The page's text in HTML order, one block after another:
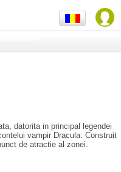
datorita in principal legendei
vampir Dracula. Construit
de atractie al zonei.